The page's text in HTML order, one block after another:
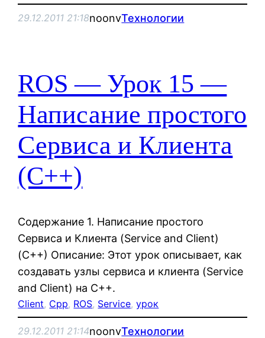
29.12.2011 21:18noonvТехнологии
ROS — Урок 15 —
Написание простого
Сервиса и Клиента
(C++)
Содержание 1. Написание простого
Сервиса и Клиента (Service and Client)
(C++) Описание: Этот урок описывает, как
создавать узлы сервиса и клиента (Service
and Client) на C++.
Client, Cpp, ROS, Service, урок
29.12.2011 21:14noonvТехнологии